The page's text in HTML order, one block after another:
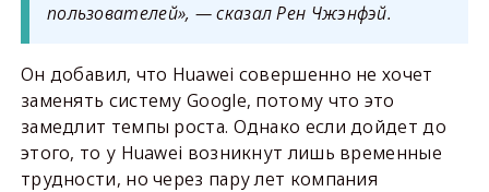
пользователей», — сказал Рен Чжэнфэй.
Он добавил, что Huawei совершенно не хочет
заменять систему Google, потому что это
замедлит темпы роста. Однако если дойдет до
этого, то у Huawei возникнут лишь временные
трудности, но через пару лет компания